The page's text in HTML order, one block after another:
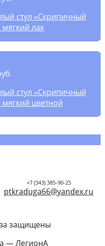
стул «Скрипичный
лак
стул «Скрипичный
цветной
+7 (343) 385-90-25
ptkraduga66@yandex.ru
защищены
— ЛегионА